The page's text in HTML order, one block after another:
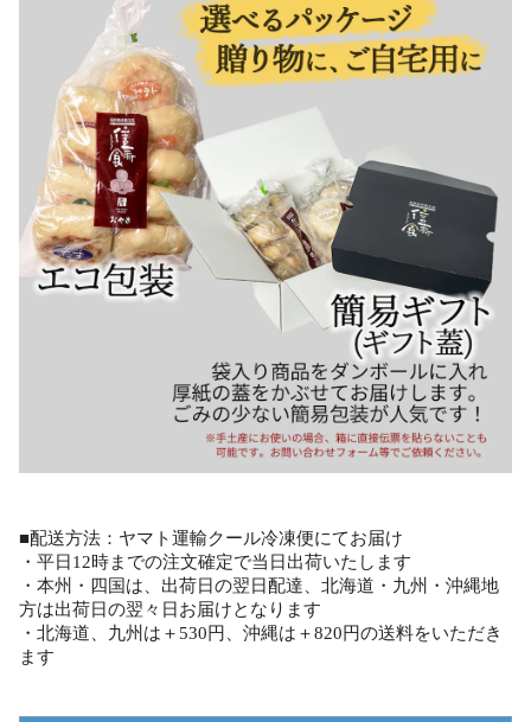
■配送方法：ヤマト運輸クール冷凍便にてお届け
・平日12時までの注文確定で当日出荷いたします
・本州・四国は、出荷日の翌日配達、北海道・九州・沖縄地
方は出荷日の翌々日お届けとなります
・北海道、九州は＋530円、沖縄は＋820円の送料をいただき
ます